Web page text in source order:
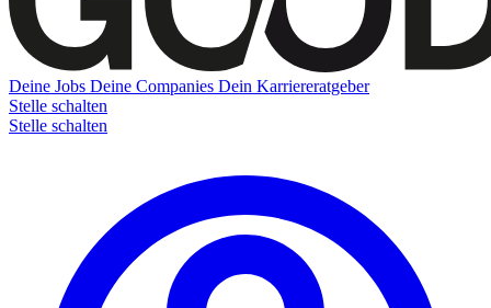
Deine Jobs Deine Companies Dein Karriereratgeber
Stelle schalten
Stelle schalten